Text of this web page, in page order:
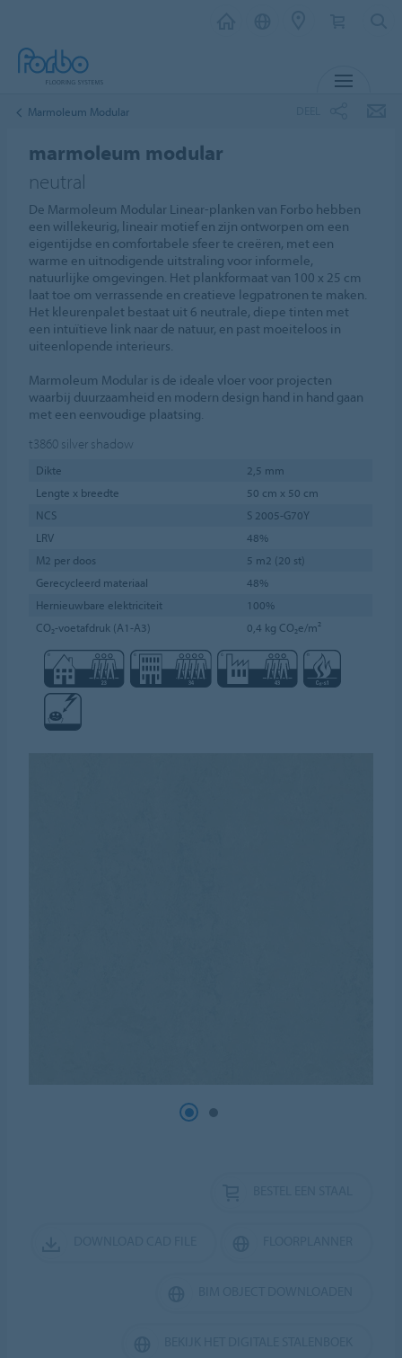
Marmoleum Modular
marmoleum modular
neutral
De Marmoleum Modular Linear-planken van Forbo hebben
een willekeurig, lineair motief en zijn ontworpen om een
eigentijdse en comfortabele sfeer te creëren, met een
warme en uitnodigende uitstraling voor informele,
natuurlijke omgevingen. Het plankformaat van 100 x 25 cm
laat toe om verrassende en creatieve legpatronen te maken.
Het kleurenpalet bestaat uit 6 neutrale, diepe tinten met
een intuïtieve link naar de natuur, en past moeiteloos in
uiteenlopende interieurs.
Marmoleum Modular is de ideale vloer voor projecten
waarbij duurzaamheid en modern design hand in hand gaan
met een eenvoudige plaatsing.
t3860 silver shadow
Dikte
2,5 mm
Lengte x breedte
50 cm x 50 cm
NCS
S 2005-G70Y
LRV
48%
M2 per doos
5 m2 (20 st)
Gerecycleerd materiaal
48%
Hernieuwbare elektriciteit
100%
CO₂-voetafdruk (A1-A3)
0,4 kg CO₂e/m²